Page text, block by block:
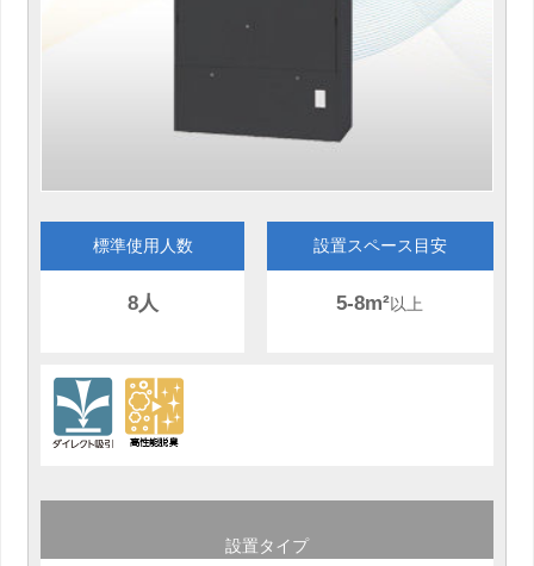
標準使用人数
8人
設置スペース目安
5-8m²以上
設置タイプ